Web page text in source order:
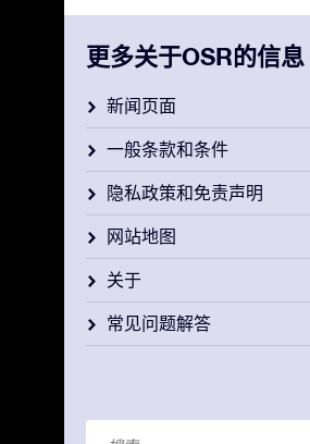
更多关于OSR的信息
新闻页面
一般条款和条件
隐私政策和免责声明
网站地图
关于
常见问题解答